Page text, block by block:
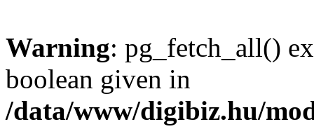
Warning: pg_fetch_all()
boolean given in
/data/www/digibiz.hu/